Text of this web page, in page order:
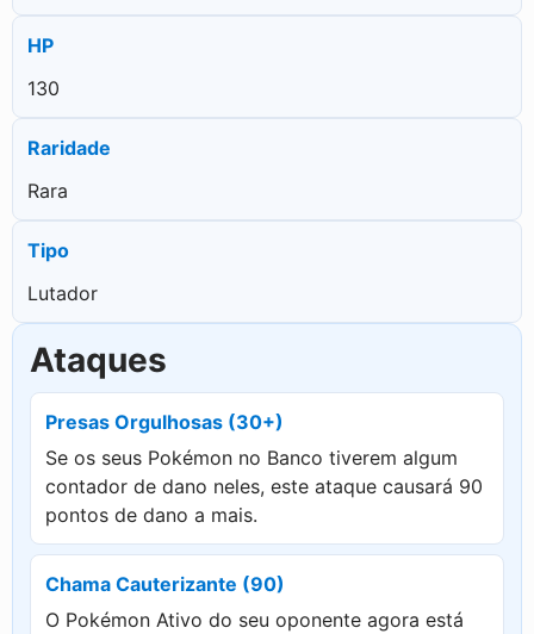
HP
130
Raridade
Rara
Tipo
Lutador
Ataques
Presas Orgulhosas (30+)
Se os seus Pokémon no Banco tiverem algum
contador de dano neles, este ataque causará 90
pontos de dano a mais.
Chama Cauterizante (90)
O Pokémon Ativo do seu oponente agora está